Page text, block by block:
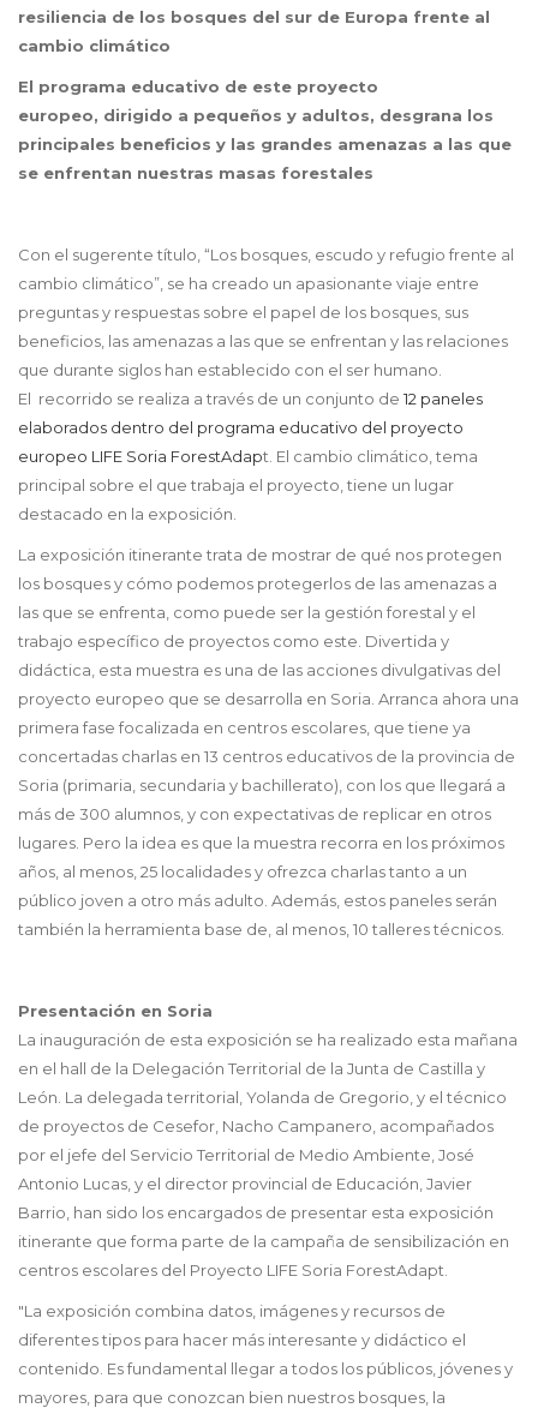
resiliencia de los bosques del sur de Europa frente al
cambio climático
El programa educativo de este proyecto
europeo, dirigido a pequeños y adultos, desgrana los
principales beneficios y las grandes amenazas a las que
se enfrentan nuestras masas forestales
Con el sugerente título, “Los bosques, escudo y refugio frente al
cambio climático”, se ha creado un apasionante viaje entre
preguntas y respuestas sobre el papel de los bosques, sus
beneficios, las amenazas a las que se enfrentan y las relaciones
que durante siglos han establecido con el ser humano.
El recorrido se realiza a través de un conjunto de 12 paneles
elaborados dentro del programa educativo del proyecto
europeo LIFE Soria ForestAdapt. El cambio climático, tema
principal sobre el que trabaja el proyecto, tiene un lugar
destacado en la exposición.
La exposición itinerante trata de mostrar de qué nos protegen
los bosques y cómo podemos protegerlos de las amenazas a
las que se enfrenta, como puede ser la gestión forestal y el
trabajo específico de proyectos como este. Divertida y
didáctica, esta muestra es una de las acciones divulgativas del
proyecto europeo que se desarrolla en Soria. Arranca ahora una
primera fase focalizada en centros escolares, que tiene ya
concertadas charlas en 13 centros educativos de la provincia de
Soria (primaria, secundaria y bachillerato), con los que llegará a
más de 300 alumnos, y con expectativas de replicar en otros
lugares. Pero la idea es que la muestra recorra en los próximos
años, al menos, 25 localidades y ofrezca charlas tanto a un
público joven a otro más adulto. Además, estos paneles serán
también la herramienta base de, al menos, 10 talleres técnicos.
Presentación en Soria
La inauguración de esta exposición se ha realizado esta mañana
en el hall de la Delegación Territorial de la Junta de Castilla y
León. La delegada territorial, Yolanda de Gregorio, y el técnico
de proyectos de Cesefor, Nacho Campanero, acompañados
por el jefe del Servicio Territorial de Medio Ambiente, José
Antonio Lucas, y el director provincial de Educación, Javier
Barrio, han sido los encargados de presentar esta exposición
itinerante que forma parte de la campaña de sensibilización en
centros escolares del Proyecto LIFE Soria ForestAdapt.
"La exposición combina datos, imágenes y recursos de
diferentes tipos para hacer más interesante y didáctico el
contenido. Es fundamental llegar a todos los públicos, jóvenes y
mayores, para que conozcan bien nuestros bosques, la